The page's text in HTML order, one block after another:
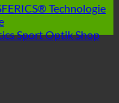
Technologie
Sport Optik Shop